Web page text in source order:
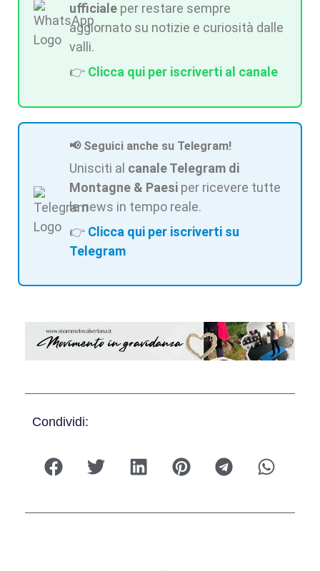
ufficiale per restare sempre
aggiornato su notizie e curiosità dalle
valli.
👉 Clicca qui per iscriverti al canale
📢 Seguici anche su Telegram!
Unisciti al canale Telegram di
Montagne & Paesi per ricevere tutte
le news in tempo reale.
👉 Clicca qui per iscriverti su
Telegram
Condividi: